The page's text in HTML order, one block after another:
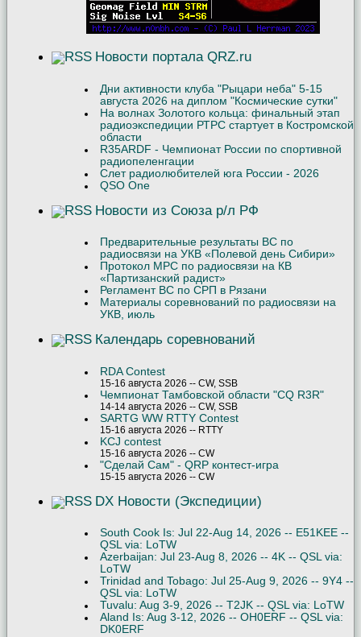
Новости портала QRZ.ru
Дни активности клуба "Рыцари неба" 5-15
августа 2026 на диплом "Космические сутки"
На волнах Золотого кольца: финальный этап
радиоэкспедиции РТРС стартует в Костромской
области
R35ARDF - Чемпионат России по спортивной
радиопеленгации
Слет радиолюбителей юга России - 2026
QSO One
Новости из Союза р/л РФ
Предварительные результаты ВС по
радиосвязи на УКВ «Полевой день Сибири»
Протокол МРС по радиосвязи на КВ
«Партизанский радист»
Регламент ВС по СРП в Рязани
Материалы соревнований по радиосвязи на
УКВ, июль
Календарь соревнований
RDA Contest
15-16 августа 2026 -- CW, SSB
Чемпионат Тамбовской области "CQ R3R"
14-14 августа 2026 -- CW, SSB
SARTG WW RTTY Contest
15-16 августа 2026 -- RTTY
KCJ contest
15-16 августа 2026 -- CW
"Сделай Сам" - QRP контест-игра
15-15 августа 2026 -- CW
DX Новости (Экспедиции)
South Cook Is: Jul 22-Aug 14, 2026 -- E51KEE --
QSL via: LoTW
Azerbaijan: Jul 23-Aug 8, 2026 -- 4K -- QSL via:
LoTW
Trinidad and Tobago: Jul 25-Aug 9, 2026 -- 9Y4 --
QSL via: LoTW
Tuvalu: Aug 3-9, 2026 -- T2JK -- QSL via: LoTW
Aland Is: Aug 3-12, 2026 -- OH0ERF -- QSL via:
DK0ERF